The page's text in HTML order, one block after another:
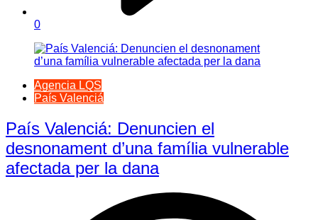
0
Agencia LQS
País Valenciá
País Valenciá: Denuncien el
desnonament d’una família vulnerable
afectada per la dana